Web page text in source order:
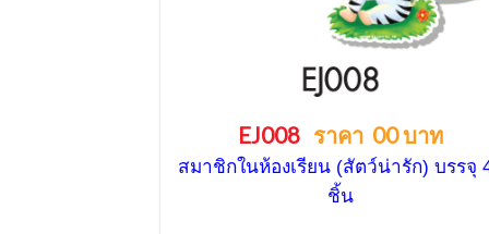
EJ008 ราคา 00 บาท
สมาชิกในห้องเรียน (สัตว์น่ารัก) บรรจุ
ชิ้น